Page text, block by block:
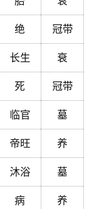
绝 冠带
长生 衰
死 冠带
临官 墓
帝旺 养
沐浴 墓
病 养